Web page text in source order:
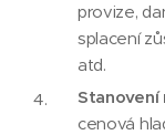
provize,
splacení
atd.
Stanovení
cenová